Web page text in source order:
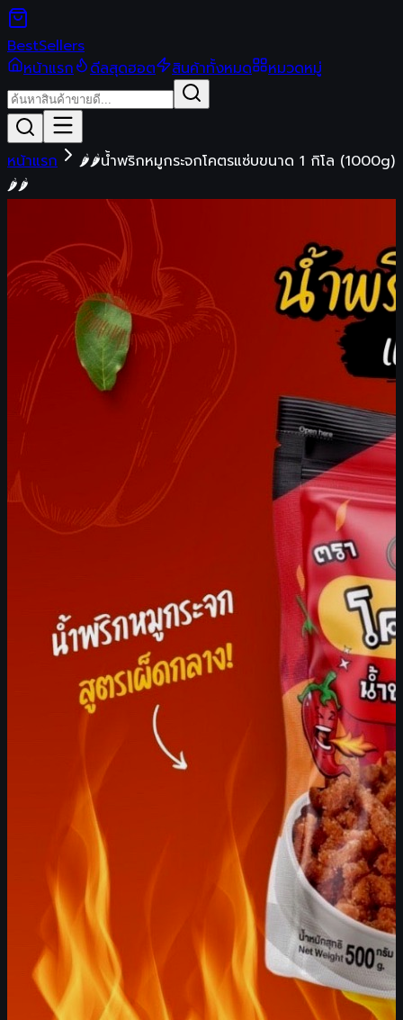
BestSellers
หน้าแรก
ดีลสุดฮอต สินค้าทั้งหมด หมวดหมู่
หน้าแรก
🌶🌶น้ำพริกหมูกระจกโคตรแซ่บขนาด 1 กิโล (1000g)
🌶🌶